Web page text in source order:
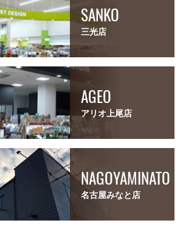
SANKO
三光店
AGEO
アリオ上尾店
NAGOYAMINATO
名古屋みなと店